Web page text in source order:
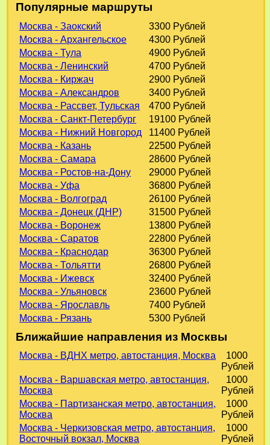
Популярные маршруты
Москва - Заокский
3300 Рублей
Москва - Архангельское
4300 Рублей
Москва - Тула
4900 Рублей
Москва - Ленинский
4700 Рублей
Москва - Киржач
2900 Рублей
Москва - Александров
3400 Рублей
Москва - Рассвет, Тульская
4700 Рублей
Москва - Санкт-Петербург
19100 Рублей
Москва - Нижний Новгород
11400 Рублей
Москва - Казань
22500 Рублей
Москва - Самара
28600 Рублей
Москва - Ростов-на-Дону
29000 Рублей
Москва - Уфа
36800 Рублей
Москва - Волгоград
26100 Рублей
Москва - Донецк (ДНР)
31500 Рублей
Москва - Воронеж
13800 Рублей
Москва - Саратов
22800 Рублей
Москва - Краснодар
36300 Рублей
Москва - Тольятти
26800 Рублей
Москва - Ижевск
32400 Рублей
Москва - Ульяновск
23600 Рублей
Москва - Ярославль
7400 Рублей
Москва - Рязань
5300 Рублей
Ближайшие направления из Москвы
Москва - ВДНХ метро, автостанция, Москва
1000
Рублей
Москва - Варшавская метро, автостанция,
Москва
1000
Рублей
Москва - Партизанская метро, автостанция,
Москва
1000
Рублей
Москва - Черкизовская метро, автостанция,
Восточный вокзал, Москва
1000
Рублей